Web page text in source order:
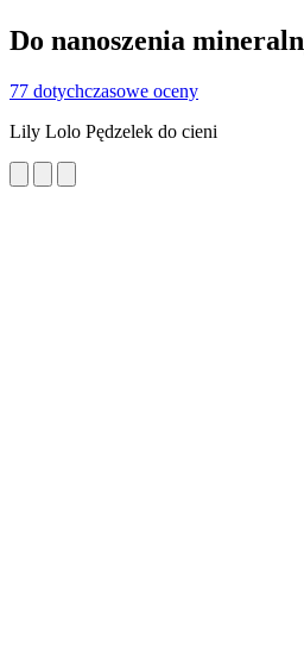
Do nanoszenia
77 dotychczasowe oceny
Lily Lolo Pędzelek do cieni